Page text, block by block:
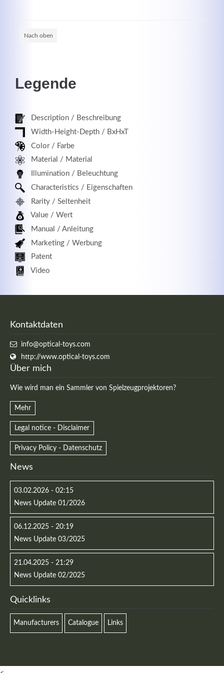
Nach oben
Legende
Description / Beschreibung
Width-Height-Depth / BxHxT
Color / Farbe
Material / Material
Illumination / Beleuchtung
Characteristics / Eigenschaften
Rarity / Seltenheit
Value / Wert
Manual / Anleitung
Marketing / Werbung
Patent
Video
Kontaktdaten
info@optical-toys.com
http://www.optical-toys.com
Über mich
Wie wird man ein Sammler von Spielzeugprojektoren?
Mehr
Legal notice - Disclaimer
Privacy Policy - Datenschutz
News
03.02.2026 - 02:15
News Update 01/2026
06.12.2025 - 20:19
News Update 03/2025
21.04.2025 - 21:29
News Update 02/2025
Quicklinks
Manufacturers Catalogue Links